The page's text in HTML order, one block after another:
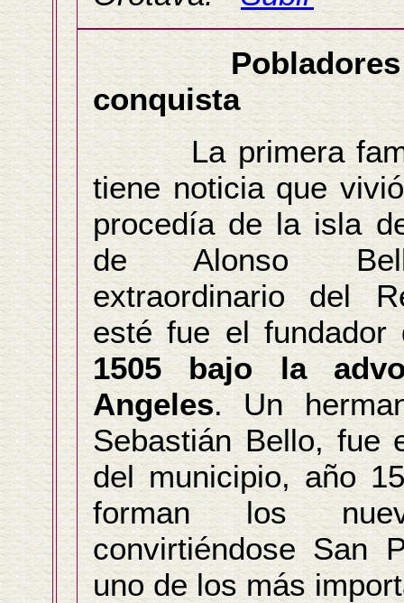
conquista
La primera
tiene noticia que
procedía de la isla
de Alonso
extraordinario del
esté fue el
1505 bajo la
Angeles. Un
Sebastián Bello, fue
del municipio, año
forman los
convirtiéndose San
uno de los más